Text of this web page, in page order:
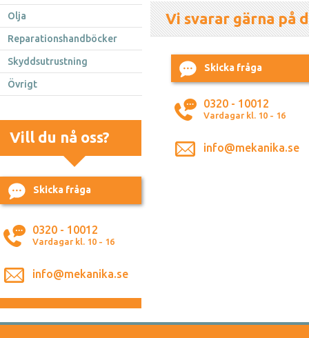
Olja
Reparationshandböcker
Skyddsutrustning
Övrigt
Vill du nå oss?
Skicka fråga
0320 - 10012
Vardagar kl. 10 - 16
info@mekanika.se
Vi svarar gärna på
Skicka fråga
0320 - 10012
Vardagar kl. 10 - 16
info@mekanika.se